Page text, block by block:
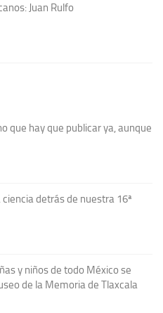
Juan Rulfo
que hay que publicar ya, aunque
ciencia detrás de nuestra 16ª
y niños de todo México se
de la Memoria de Tlaxcala